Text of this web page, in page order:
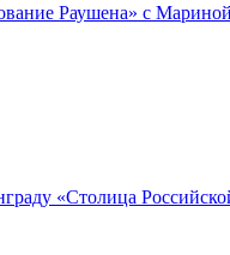
Раушена» с
«Столица